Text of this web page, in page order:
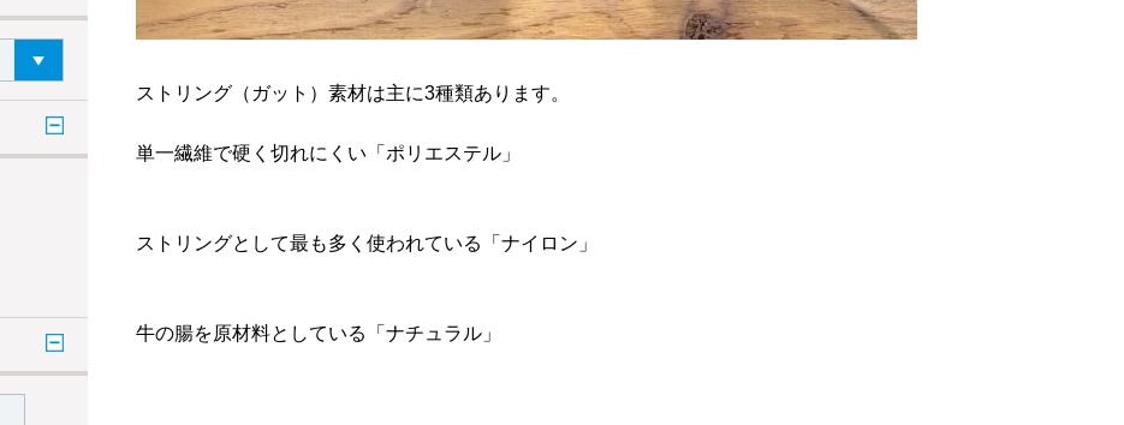
ストリング（ガット）素材は主に3種類あります。
単一繊維で硬く切れにくい「ポリエステル」
ストリングとして最も多く使われている「ナイロン」
牛の腸を原材料としている「ナチュラル」